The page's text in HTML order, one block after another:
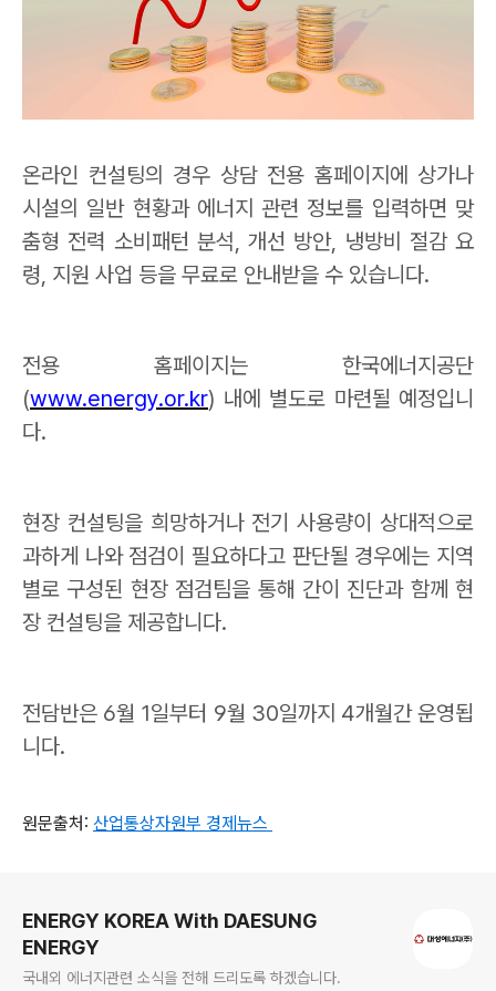
온라인 컨설팅의 경우 상담 전용 홈페이지에 상가나
시설의 일반 현황과 에너지 관련 정보를 입력하면 맞
춤형 전력 소비패턴 분석, 개선 방안, 냉방비 절감 요
령, 지원 사업 등을 무료로 안내받을 수 있습니다.
전용 홈페이지는 한국에너지공단
(www.energy.or.kr) 내에 별도로 마련될 예정입니
다.
현장 컨설팅을 희망하거나 전기 사용량이 상대적으로
과하게 나와 점검이 필요하다고 판단될 경우에는 지역
별로 구성된 현장 점검팀을 통해 간이 진단과 함께 현
장 컨설팅을 제공합니다.
전담반은 6월 1일부터 9월 30일까지 4개월간 운영됩
니다.
원문출처: 산업통상자원부 경제뉴스
ENERGY KOREA With DAESUNG
ENERGY
국내외 에너지관련 소식을 전해 드리도록 하겠습니다.